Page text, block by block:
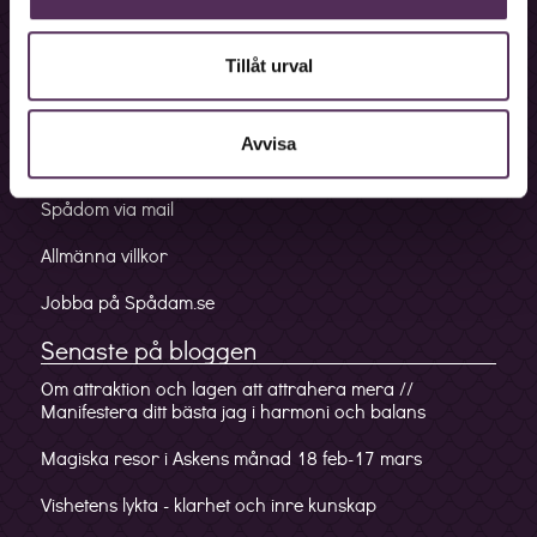
Tillåt urval
Avvisa
Bokningslinje
Förskottslinje
Spådom via mail
Allmänna villkor
Jobba på Spådam.se
Senaste på bloggen
Om attraktion och lagen att attrahera mera //
Manifestera ditt bästa jag i harmoni och balans
Magiska resor i Askens månad 18 feb-17 mars
Vishetens lykta - klarhet och inre kunskap